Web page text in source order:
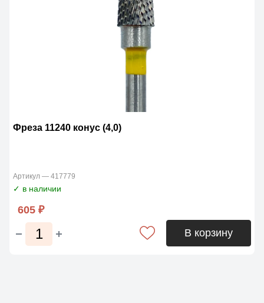
Фреза 11240 конус (4,0)
Артикул — 417779
✓ в наличии
605 ₽
В корзину